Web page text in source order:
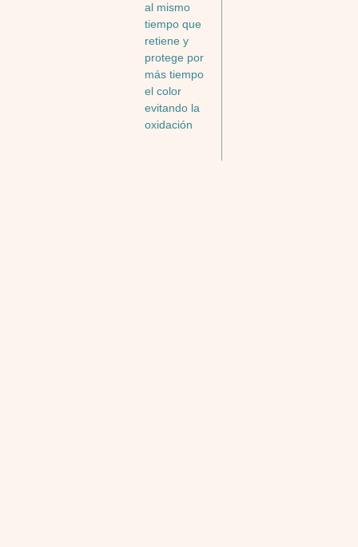
al mismo
tiempo que
retiene y
protege por
más tiempo
el color
evitando la
oxidación